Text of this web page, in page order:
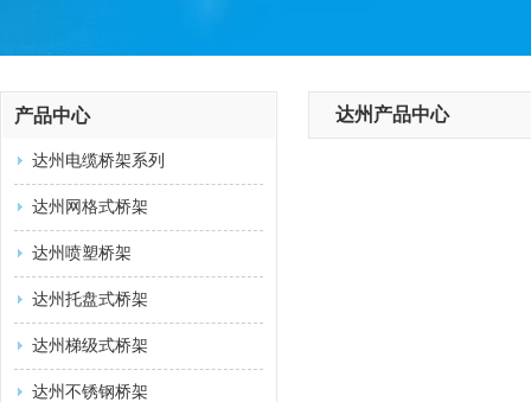
产品中心
达州电缆桥架系列
达州网格式桥架
达州喷塑桥架
达州托盘式桥架
达州梯级式桥架
达州不锈钢桥架
达州产品中心